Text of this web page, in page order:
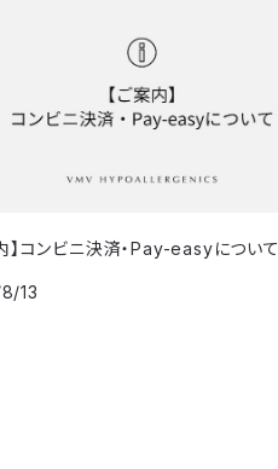
】コンビニ決済・Pay-easyについて
13